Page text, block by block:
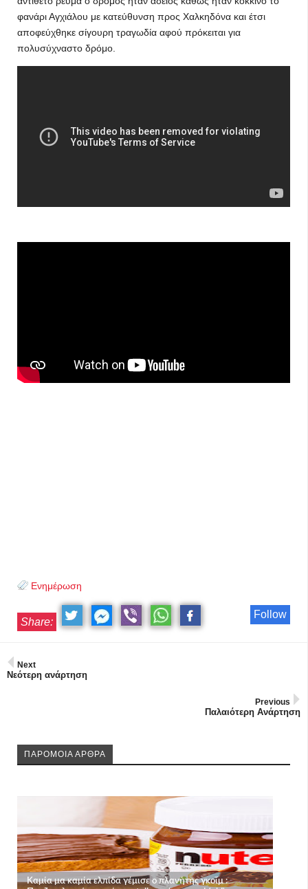
φανάρι Αγχιάλου με κατεύθυνση προς Χαλκηδόνα και έτσι
αποφεύχθηκε σίγουρη τραγωδία αφού πρόκειται για
πολυσύχναστο δρόμο.
Ενημέρωση
Follow
Share:
Next
Νεότερη ανάρτηση
Previous
Παλαιότερη Ανάρτηση
ΠΑΡΟΜΟΙΑ ΑΡΘΡΑ